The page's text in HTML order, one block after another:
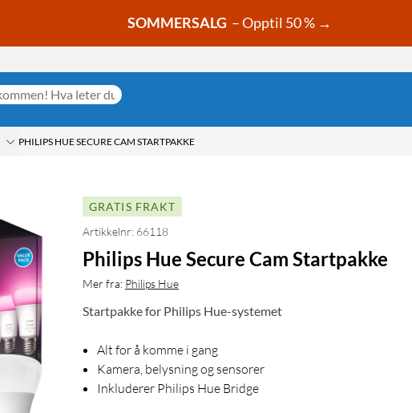
SOMMERSALG – Opptil 50 % →
PHILIPS HUE SECURE CAM STARTPAKKE
GRATIS FRAKT
Artikkelnr: 66118
Philips Hue Secure Cam Startpakke
Mer fra: Philips Hue
Startpakke for Philips Hue-systemet
Alt for å komme i gang
Kamera, belysning og sensorer
Inkluderer Philips Hue Bridge